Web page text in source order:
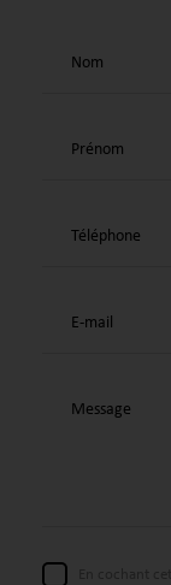
Nom
Prénom
Téléphone
E-mail
Message